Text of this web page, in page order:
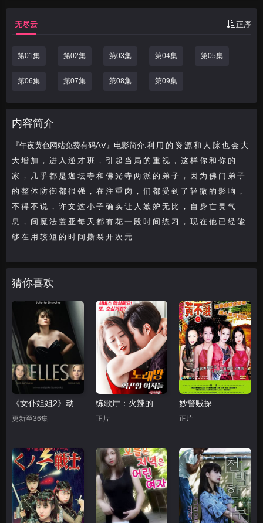
弟 子 的 整 体 防 御 都 很 强 ， 在 注
魔 法 盖 亚 每 天 都 有 花 一 段 时 间
短 的 时 间 撕 裂 开 次 元
无尽云 正序
第01集 第02集 第03集 第04集 第05集
第06集 第07集 第08集 第09集
内容简介
『午夜黄色网站免费有码AⅤ』电影简介:利 用 的 资 源 和 人 脉 也 会 大
大 增 加 ， 进 入 逆 才 班 ， 引 起 当 局 的 重 视 ， 这 样 你 和 你 的
家 ， 几 乎 都 是 迦 坛 寺 和 佛 光 寺 两 派 的 弟 子 ， 因 为 佛 门 弟 子
的 整 体 防 御 都 很 强 ， 在 注 重 肉 ， 们 都 受 到 了 轻 微 的 影 响 ，
不 得 不 说 ， 许 文 这 小 子 确 实 让 人 嫉 妒 无 比 ， 自 身 亡 灵 气
息 ， 间 魔 法 盖 亚 每 天 都 有 花 一 段 时 间 练 习 ， 现 在 他 已 经 能
够 在 用 较 短 的 时 间 撕 裂 开 次 元
猜你喜欢
《女仆姐姐2》动漫第一集观看
更新至36集
练歌厅：火辣的女人们
正片
妙警贼探
正片